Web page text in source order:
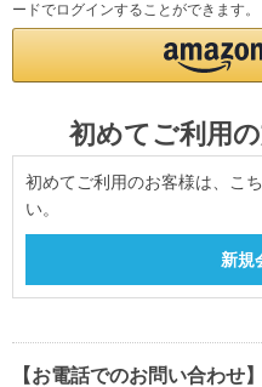
ードでログインすることができます。
初めてご利用
初めてご利用のお客様は、こ
い。
【お電話でのお問い合わせ】